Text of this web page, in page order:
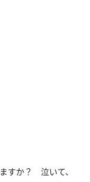
すか？ 泣いて、